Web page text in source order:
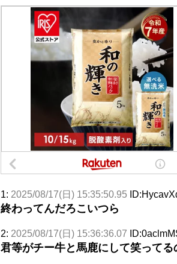
1: 2025/08/17(日) 15:35:50.95
終わってんだろこいつら
2: 2025/08/17(日) 15:36:36.07
君等がチー牛と馬鹿にして笑ってる